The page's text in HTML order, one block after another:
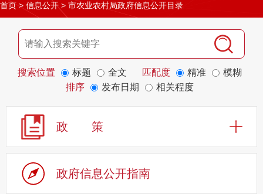
首页> 信息公开 > 市农业农村局政府信息公开目录
搜索位置 标题 全文 匹配度 精准
模糊
排序
发布日期 相关程度
政 策
政府信息公开指南